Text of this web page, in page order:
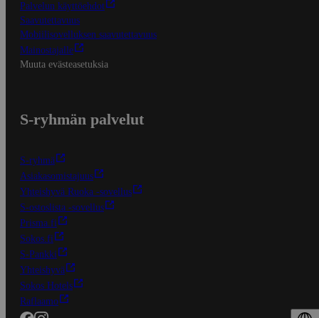
Palvelun käyttöehdot
Saavutettavuus
Mobiilisovelluksen saavutettavuus
Mainostajalle
Muuta evästeasetuksia
S-ryhmän palvelut
S-ryhmä
Asiakasomistajuus
Yhteishyvä Ruoka -sovellus
S-ostoslista -sovellus
Prisma.fi
Sokos.fi
S-Pankki
Yhteishyvä
Sokos Hotels
Raflaamo